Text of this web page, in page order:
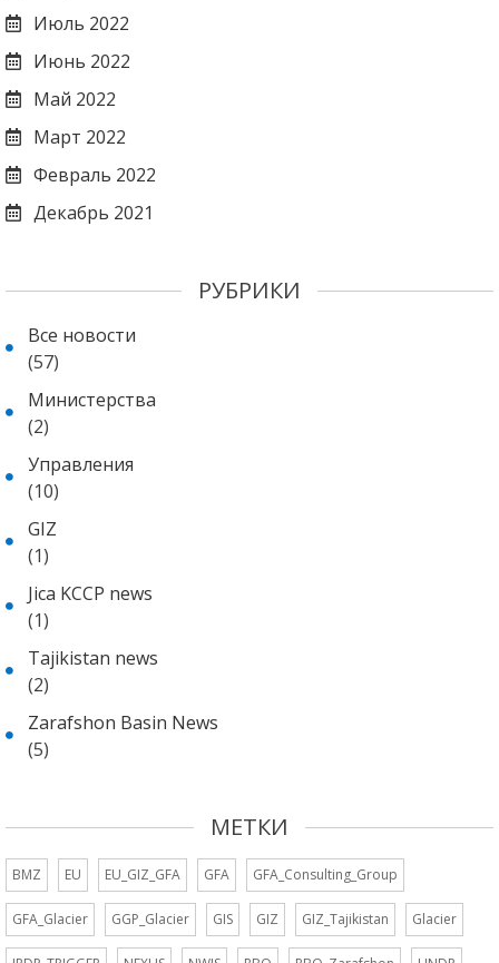
Июль 2022
Июнь 2022
Май 2022
Март 2022
Февраль 2022
Декабрь 2021
РУБРИКИ
Все новости
(57)
Министерства
(2)
Управления
(10)
GIZ
(1)
Jica KCCP news
(1)
Tajikistan news
(2)
Zarafshon Basin News
(5)
МЕТКИ
BMZ EU EU_GIZ_GFA GFA GFA_Consulting_Group
GFA_Glacier GGP_Glacier GIS GIZ GIZ_Tajikistan Glacier